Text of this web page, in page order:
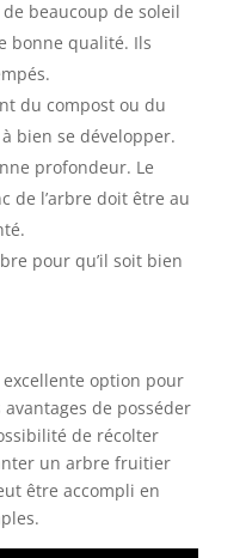
beaucoup de soleil
bonne qualité. Ils
du compost ou du
bien se développer.
profondeur. Le
de l’arbre doit être au
pour qu’il soit bien
option pour
de posséder
de récolter
un arbre fruitier
être accompli en